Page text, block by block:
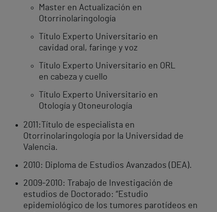
Master en Actualización en
Otorrinolaringología
Título Experto Universitario en
cavidad oral, faringe y voz
Título Experto Universitario en ORL
en cabeza y cuello
Título Experto Universitario en
Otología y Otoneurología
2011:Título de especialista en
Otorrinolaringología por la Universidad de
Valencia.
2010: Diploma de Estudios Avanzados (DEA).
2009-2010: Trabajo de Investigación de
estudios de Doctorado: “Estudio
epidemiológico de los tumores parotídeos en